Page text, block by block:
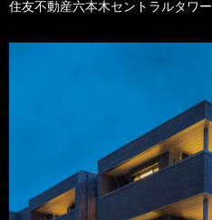
住友不動産六本木セントラルタワー